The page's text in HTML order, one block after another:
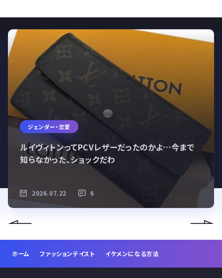
ジェンダー・恋愛
ルイヴィトンってPCVレザーだったのかよ…今まで
知らなかった、ショックだわ
2026.07.22 6
ホーム ファッションテイスト イケメンになる方法